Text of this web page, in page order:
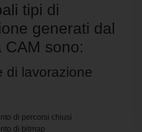
tipi di
generati dal
CAM sono:
di lavorazione
di percorsi chiusi
di bitmap